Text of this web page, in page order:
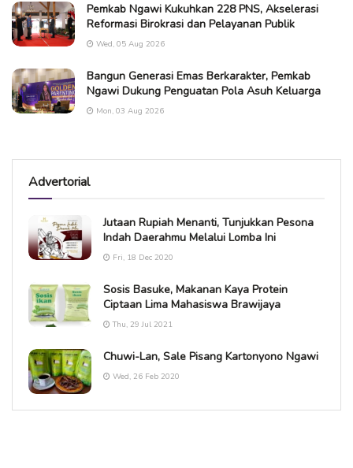
Pemkab Ngawi Kukuhkan 228 PNS, Akselerasi
Reformasi Birokrasi dan Pelayanan Publik
Wed, 05 Aug 2026
Bangun Generasi Emas Berkarakter, Pemkab
Ngawi Dukung Penguatan Pola Asuh Keluarga
Mon, 03 Aug 2026
Advertorial
Jutaan Rupiah Menanti, Tunjukkan Pesona
Indah Daerahmu Melalui Lomba Ini
Fri, 18 Dec 2020
Sosis Basuke, Makanan Kaya Protein
Ciptaan Lima Mahasiswa Brawijaya
Thu, 29 Jul 2021
Chuwi-Lan, Sale Pisang Kartonyono Ngawi
Wed, 26 Feb 2020